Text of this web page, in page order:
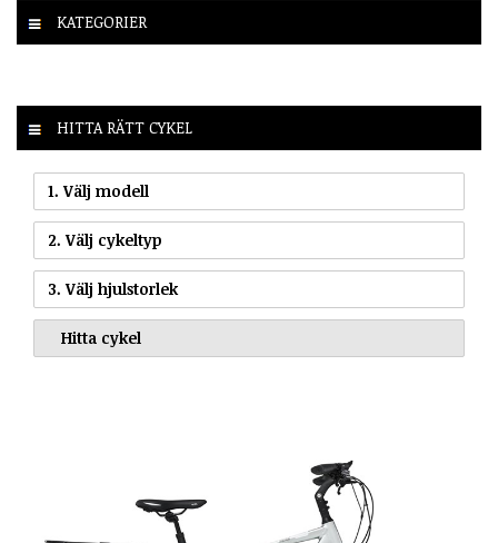
KATEGORIER
HITTA RÄTT CYKEL
1. Välj modell
2. Välj cykeltyp
3. Välj hjulstorlek